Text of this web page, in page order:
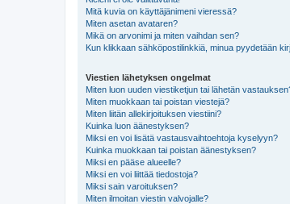
Mitä kuvia on käyttäjänimeni vieressä?
Miten asetan avataren?
Mikä on arvonimi ja miten vaihdan sen?
Kun klikkaan sähköpostilinkkiä, minua pyydetään
Viestien lähetyksen ongelmat
Miten luon uuden viestiketjun tai lähetän
Miten muokkaan tai poistan viestejä?
Miten liitän allekirjoituksen viestiini?
Kuinka luon äänestyksen?
Miksi en voi lisätä vastausvaihtoehtoja kyselyyn?
Kuinka muokkaan tai poistan äänestyksen?
Miksi en pääse alueelle?
Miksi en voi liittää tiedostoja?
Miksi sain varoituksen?
Miten ilmoitan viestin valvojalle?